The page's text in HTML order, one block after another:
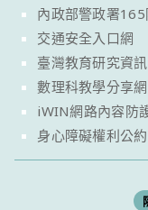
內政部警政署
交通安全入口網
臺灣教育研究資
數理科教學分享網
iWIN網路內容防
身心障礙權利公